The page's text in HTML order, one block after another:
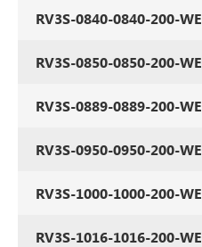
RV3S-0840-0840-200-WE
RV3S-0850-0850-200-WE
RV3S-0889-0889-200-WE
RV3S-0950-0950-200-WE
RV3S-1000-1000-200-WE
RV3S-1016-1016-200-WE